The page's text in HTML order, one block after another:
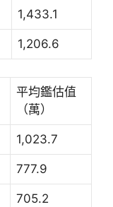
1,433.1
1,206.6
平均鑑估值
（萬）
1,023.7
777.9
705.2